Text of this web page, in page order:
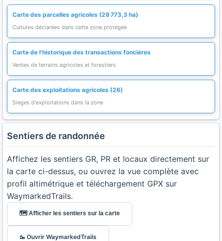
Carte des parcelles agricoles (28 773,3 ha)
Cultures déclarées dans cette zone protégée
Carte de l'historique des transactions foncières
Ventes de terrains agricoles et forestiers
Carte des exploitations agricoles (26)
Sieges d'exploitations dans la zone
Sentiers de randonnée
Affichez les sentiers GR, PR et locaux directement sur
la carte ci-dessus, ou ouvrez la vue complète avec
profil altimétrique et téléchargement GPX sur
WaymarkedTrails.
🗺️ Afficher les sentiers sur la carte
🥾 Ouvrir WaymarkedTrails